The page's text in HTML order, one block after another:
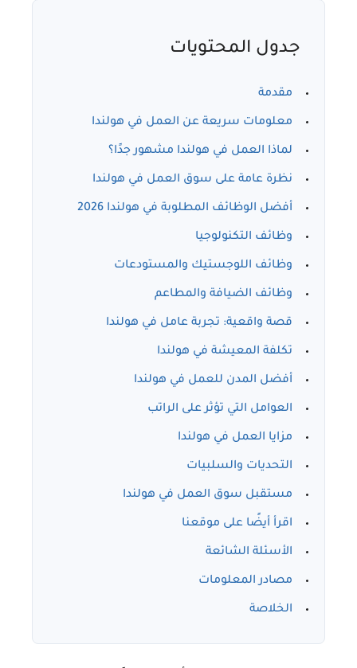
جدول المحتويات
مقدمة
معلومات سريعة عن العمل في هولندا
لماذا العمل في هولندا مشهور جدًا؟
نظرة عامة على سوق العمل في هولندا
أفضل الوظائف المطلوبة في هولندا 2026
وظائف التكنولوجيا
وظائف اللوجستيك والمستودعات
وظائف الضيافة والمطاعم
قصة واقعية: تجربة عامل في هولندا
تكلفة المعيشة في هولندا
أفضل المدن للعمل في هولندا
العوامل التي تؤثر على الراتب
مزايا العمل في هولندا
التحديات والسلبيات
مستقبل سوق العمل في هولندا
اقرأ أيضًا على موقعنا
الأسئلة الشائعة
مصادر المعلومات
الخلاصة